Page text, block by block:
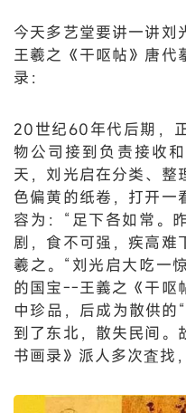
今天多艺堂要讲一讲刘
王羲之《干呕帖》唐代
录：
20世纪60年代后期，
物公司接到负责接收
天，刘光启在分类、整
色偏黄的纸卷，打开一
容为：“足下各如常。
剧，食不可强，疾高难
羲之。“刘光启大吃一
的国宝--王義之《干呕
中珍品，后成为散供的
到了东北，散失民间。
书画录》派人多次査找